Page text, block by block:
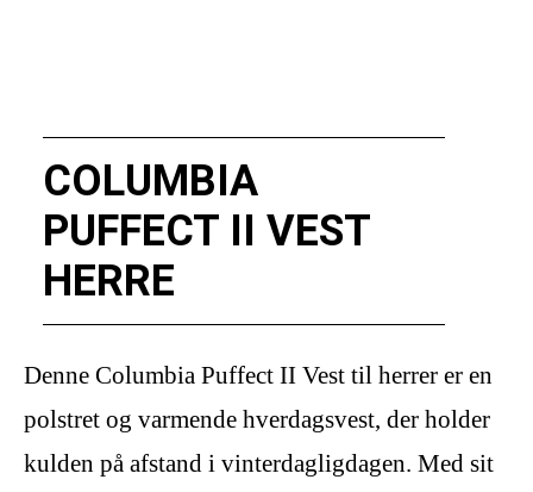
COLUMBIA
PUFFECT II VEST
HERRE
Denne Columbia Puffect II Vest til herrer er en
polstret og varmende hverdagsvest, der holder
kulden på afstand i vinterdagligdagen. Med sit